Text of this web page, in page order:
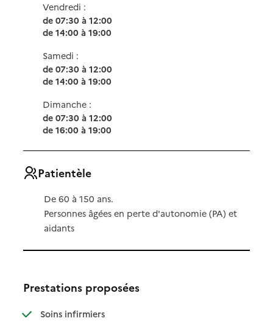
Vendredi :
de 07:30 à 12:00
de 14:00 à 19:00
Samedi :
de 07:30 à 12:00
de 14:00 à 19:00
Dimanche :
de 07:30 à 12:00
de 16:00 à 19:00
Patientèle
De 60 à 150 ans.
Personnes âgées en perte d'autonomie (PA) et
aidants
Prestations proposées
Soins infirmiers: disponible
: non disponible